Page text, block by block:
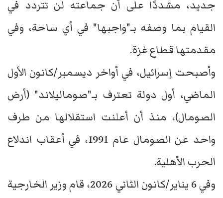
جديد، مشددًا على أن جماعته لن تتردد في
القيام بما وصفه بـ"واجبها" في أي ساحة، وفي
مقدمتها قطاع غزة.
وأصبحت إسرائيل، في أواخر ديسمبر/كانون الأول
الماضي، أول دولة تعترف بـ"صوماليلاند" (أرض
الصومال)، منذ أن أعلنت استقلالها من طرف
واحد عن الصومال عام 1991، في أعقاب اندلاع
الحرب الأهلية.
وفي 6 يناير/كانون الثاني 2026، قام وزير الخارجية